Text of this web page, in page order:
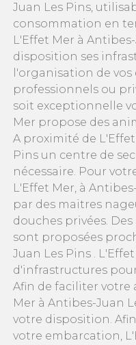
Juan Les Pins,
consommation en
L'Effet Mer à
disposition ses
l'organisation de
professionnels ou
soit exceptionnelle
Mer propose des
A proximité de
Pins un centre de
nécessaire. Pour
L'Effet Mer, à
par des maitres
douches privées.
sont proposées
Juan Les Pins .
d'infrastructures
Afin de faciliter votre
Mer à Antibes-Juan
votre disposition.
votre embarcation,